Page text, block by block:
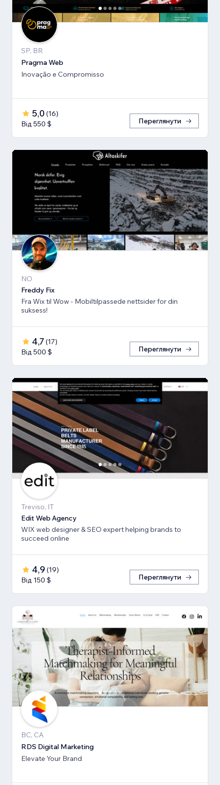
SP, BR
Pragma Web
Inovação e Compromisso
5,0 (16)
Від 550 $
Переглянути
NO
Freddy Fix
Fra Wix til Wow - Mobiltilpassede nettsider for din
suksess!
4,7 (17)
Від 500 $
Переглянути
Treviso, IT
Edit Web Agency
WIX web designer & SEO expert helping brands to
succeed online
4,9 (19)
Від 150 $
Переглянути
BC, CA
RDS Digital Marketing
Elevate Your Brand